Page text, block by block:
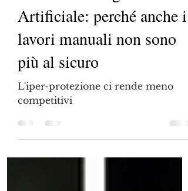
Marketing per Aziende
Robot e Intelligenza
Artificiale: perché anche i
lavori manuali non sono
più al sicuro
L'iper-protezione ci rende meno